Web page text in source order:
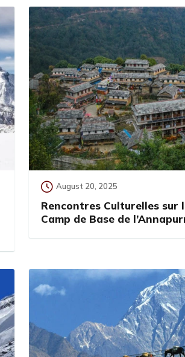
August 20, 2025
Rencontres Culturelles sur
Camp de Base de